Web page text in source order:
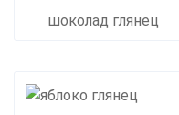
шоколад глянец